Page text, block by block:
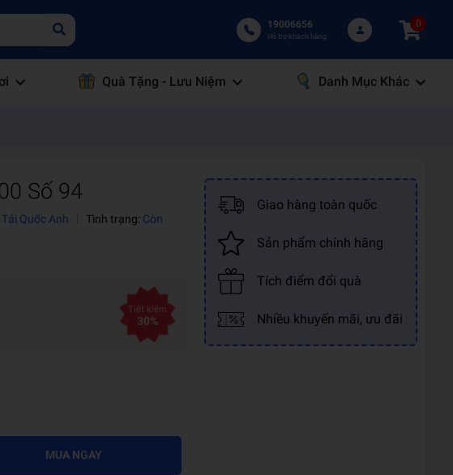
19006656
Hỗ trợ khách hàng
0
Quà Tặng - Lưu Niệm Danh Mục Khác
Số 94
Quốc Anh Tình trạng: Còn
Tiết kiệm
30%
MUA NGAY
Giao hàng toàn quốc
Sản phẩm chính hãng
Tích điểm đổi quà
Nhiều khuyến mãi, ưu đãi